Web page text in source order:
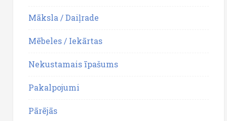
Māksla / Daiļrade
Mēbeles / Iekārtas
Nekustamais īpašums
Pakalpojumi
Pārējās